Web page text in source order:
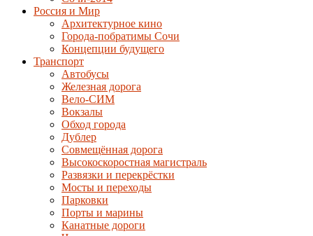
Россия и Мир
Архитектурное кино
Города-побратимы Сочи
Концепции будущего
Транспорт
Автобусы
Железная дорога
Вело-СИМ
Вокзалы
Обход города
Дублер
Совмещённая дорога
Высокоскоростная магистраль
Развязки и перекрёстки
Мосты и переходы
Парковки
Порты и марины
Канатные дороги